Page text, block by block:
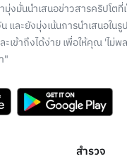
มุ่งมั่นนำเสนอข่าวสารคริปโตที่
และยังมุ่งเน้นการนำเสนอใน
ะเข้าถึงได้ง่าย เพื่อให้คุณ 'ไม่
"
สำรวจ